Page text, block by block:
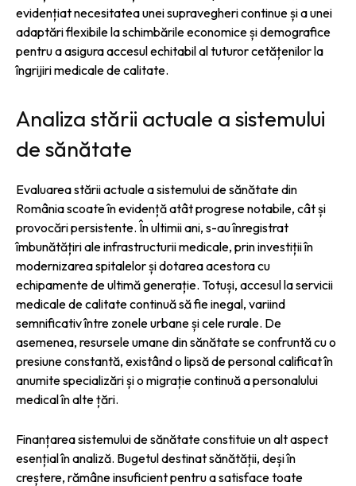
evidențiat necesitatea unei supravegheri continue și a unei
adaptări flexibile la schimbările economice și demografice
pentru a asigura accesul echitabil al tuturor cetățenilor la
îngrijiri medicale de calitate.
Analiza stării actuale a sistemului
de sănătate
Evaluarea stării actuale a sistemului de sănătate din
România scoate în evidență atât progrese notabile, cât și
provocări persistente. În ultimii ani, s-au înregistrat
îmbunătățiri ale infrastructurii medicale, prin investiții în
modernizarea spitalelor și dotarea acestora cu
echipamente de ultimă generație. Totuși, accesul la servicii
medicale de calitate continuă să fie inegal, variind
semnificativ între zonele urbane și cele rurale. De
asemenea, resursele umane din sănătate se confruntă cu o
presiune constantă, existând o lipsă de personal calificat în
anumite specializări și o migrație continuă a personalului
medical în alte țări.
Finanțarea sistemului de sănătate constituie un alt aspect
esențial în analiză. Bugetul destinat sănătății, deși în
creștere, rămâne insuficient pentru a satisface toate